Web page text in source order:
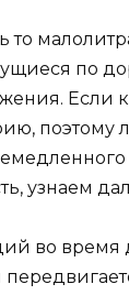
то
по
Если
узнаем
во время